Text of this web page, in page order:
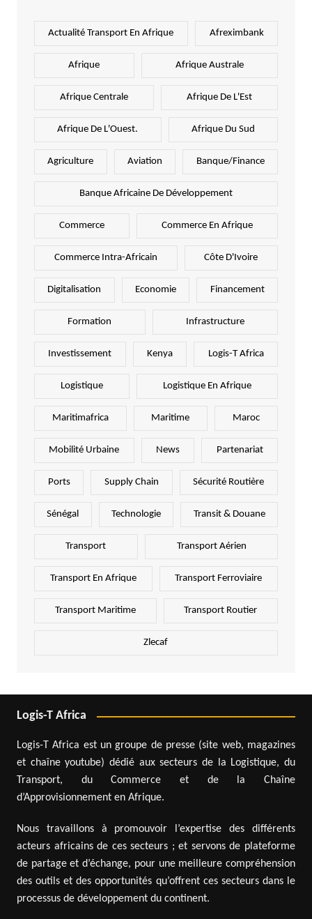
Actualité Transport En Afrique Afreximbank
Afrique Afrique Australe
Afrique Centrale Afrique De L'Est
Afrique De L'Ouest. Afrique Du Sud
Agriculture Aviation Banque/Finance
Banque Africaine De Développement
Commerce Commerce En Afrique
Commerce Intra-Africain Côte D'Ivoire
Digitalisation Economie Financement
Formation Infrastructure
Investissement Kenya Logis-T Africa
Logistique Logistique En Afrique
Maritimafrica Maritime Maroc
Mobilité Urbaine News Partenariat
Ports Supply Chain Sécurité Routière
Sénégal Technologie Transit & Douane
Transport Transport Aérien
Transport En Afrique Transport Ferroviaire
Transport Maritime Transport Routier
Zlecaf
Logis-T Africa
Logis-T Africa est un groupe de presse (site web, magazines
et chaîne youtube) dédié aux secteurs de la Logistique, du
Transport, du Commerce et de la Chaîne
d’Approvisionnement en Afrique.
Nous travaillons à promouvoir l’expertise des différents
acteurs africains de ces secteurs ; et servons de plateforme
de partage et d’échange, pour une meilleure compréhension
des outils et des opportunités qu’offrent ces secteurs dans le
processus de développement du continent.